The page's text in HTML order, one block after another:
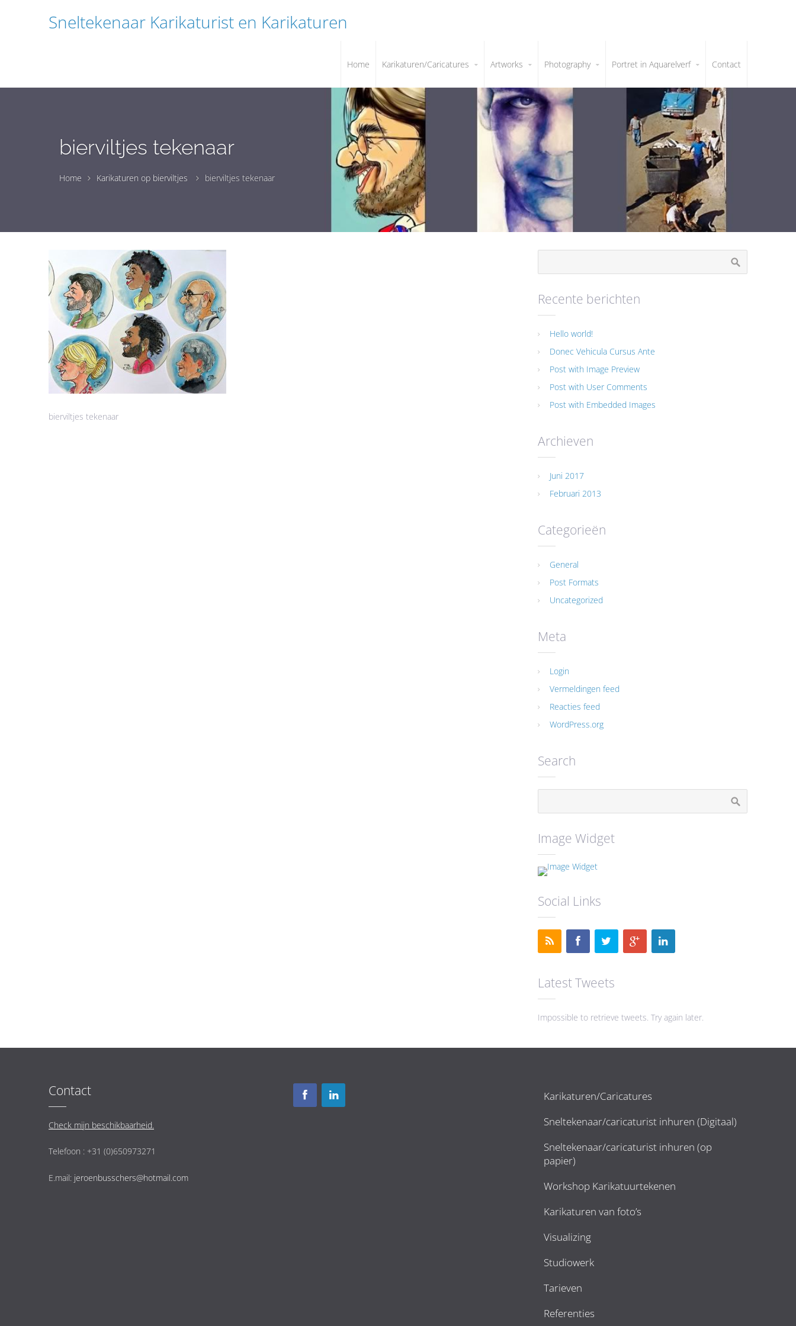
Sneltekenaar Karikaturist en Karikaturen
Home Karikaturen/Caricatures Artworks Photography Portret in Aquarelverf Contact
bierviltjes tekenaar
Home Karikaturen op bierviltjes bierviltjes tekenaar
bierviltjes tekenaar
Recente berichten
Hello world!
Donec Vehicula Cursus Ante
Post with Image Preview
Post with User Comments
Post with Embedded Images
Archieven
Juni 2017
Februari 2013
Categorieën
General
Post Formats
Uncategorized
Meta
Login
Vermeldingen feed
Reacties feed
WordPress.org
Search
Image Widget
Social Links
Latest Tweets
Impossible to retrieve tweets. Try again later.
Contact
Check mijn beschikbaarheid.
Telefoon : +31 (0)650973271
E.mail: jeroenbusschers@hotmail.com
Karikaturen/Caricatures
Sneltekenaar/caricaturist inhuren (Digitaal)
Sneltekenaar/caricaturist inhuren (op
papier)
Workshop Karikatuurtekenen
Karikaturen van foto’s
Visualizing
Studiowerk
Tarieven
Referenties